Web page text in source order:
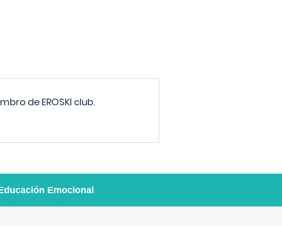
de EROSKI club.
Emocional